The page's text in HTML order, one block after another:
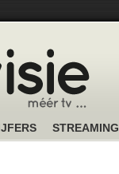
STREAMING